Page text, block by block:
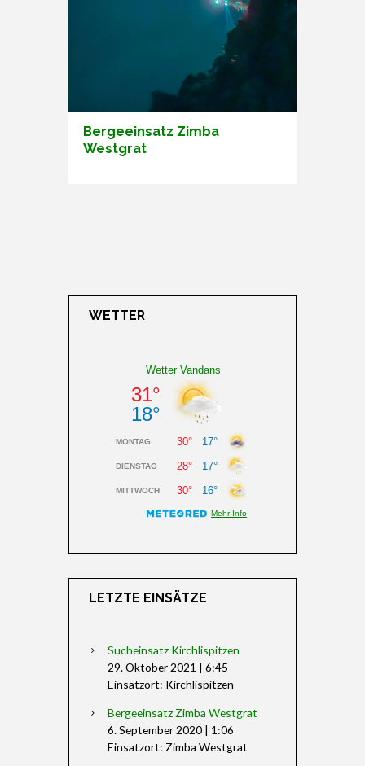
Bergeeinsatz Zimba
Westgrat
WETTER
LETZTE EINSÄTZE
Sucheinsatz Kirchlispitzen
29. Oktober 2021 | 6:45
Einsatzort: Kirchlispitzen
Bergeeinsatz Zimba Westgrat
6. September 2020| 1:06
Einsatzort: Zimba Westgrat